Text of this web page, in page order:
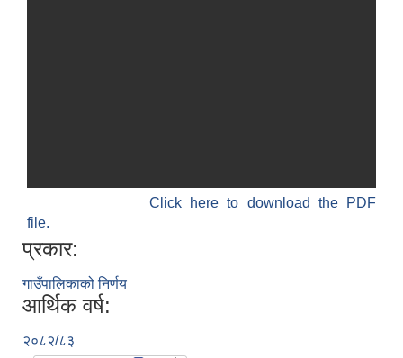
Click here to download the PDF
file.
प्रकार:
गाउँपालिकाको निर्णय
आर्थिक वर्ष:
२०८२/८३